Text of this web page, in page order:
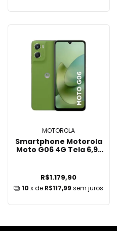
MOTOROLA
Smartphone Motorola
Moto G06 4G Tela 6,9"
R$1.179,90
10 x de R$117,99 sem juros